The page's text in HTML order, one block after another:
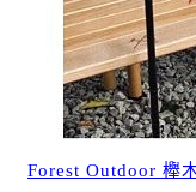
Forest Outdoor 櫸